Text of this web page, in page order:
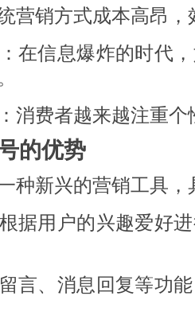
营销方式成本高昂，
：在信息爆炸的时代
：消费者越来越注重
的优势
种新兴的营销工具，
根据用户的兴趣爱好
留言、消息回复等功